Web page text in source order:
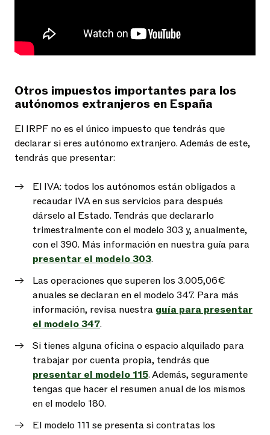
Otros impuestos importantes para los
autónomos extranjeros en España
El IRPF no es el único impuesto que tendrás que
declarar si eres autónomo extranjero. Además de este,
tendrás que presentar:
El IVA: todos los autónomos están obligados a
recaudar IVA en sus servicios para después
dárselo al Estado. Tendrás que declararlo
trimestralmente con el modelo 303 y, anualmente,
con el 390. Más información en nuestra guía para
presentar el modelo 303.
Las operaciones que superen los 3.005,06€
anuales se declaran en el modelo 347. Para más
información, revisa nuestra guía para presentar
el modelo 347.
Si tienes alguna oficina o espacio alquilado para
trabajar por cuenta propia, tendrás que
presentar el modelo 115. Además, seguramente
tengas que hacer el resumen anual de los mismos
en el modelo 180.
El modelo 111 se presenta si contratas los